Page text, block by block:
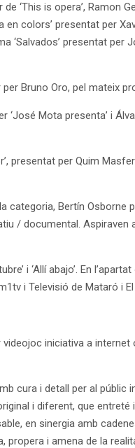
‘This is opera’, Ramon
en colors’ presentat per
‘Salvados’ presentat per
Bruno Oro, pel mateix
Mota presenta’ i
presentat per Quim
Bertín Osborne
/ documental. Aspiraven
i ‘Allí abajo’. En
i Televisió de Mataró i
iniciativa a internet
cura i detall per al públic
i diferent, que
en sinergia amb
propera i amena de la